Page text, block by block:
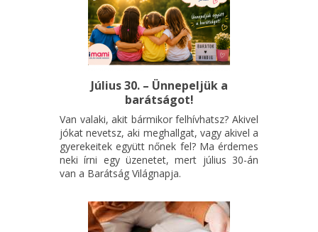
Július 30. – Ünnepeljük a
barátságot!
Van valaki, akit bármikor felhívhatsz? Akivel
jókat nevetsz, aki meghallgat, vagy akivel a
gyerekeitek együtt nőnek fel? Ma érdemes
neki írni egy üzenetet, mert július 30-án
van a Barátság Világnapja.